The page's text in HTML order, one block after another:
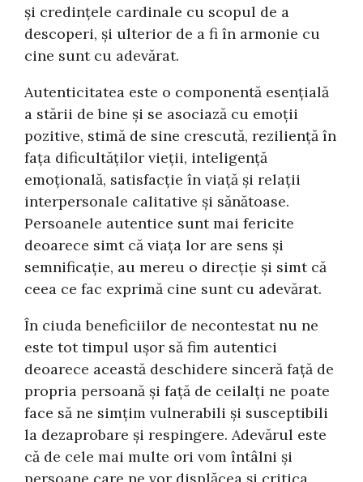
și credințele cardinale cu scopul de a
descoperi, și ulterior de a fi în armonie cu
cine sunt cu adevărat.
Autenticitatea este o componentă esențială
a stării de bine și se asociază cu emoții
pozitive, stimă de sine crescută, reziliență în
fața dificultăților vieții, inteligență
emoțională, satisfacție în viață și relații
interpersonale calitative și sănătoase.
Persoanele autentice sunt mai fericite
deoarece simt că viața lor are sens și
semnificație, au mereu o direcție și simt că
ceea ce fac exprimă cine sunt cu adevărat.
În ciuda beneficiilor de necontestat nu ne
este tot timpul ușor să fim autentici
deoarece această deschidere sinceră față de
propria persoană și față de ceilalți ne poate
face să ne simțim vulnerabili și susceptibili
la dezaprobare și respingere. Adevărul este
că de cele mai multe ori vom întâlni și
persoane care ne vor displăcea și critica,